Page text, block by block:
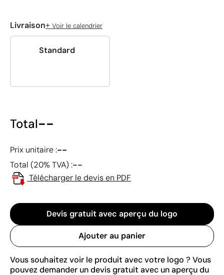
Livraison+ Voir le calendrier
Standard
Total--
Prix unitaire :--
Total (20% TVA) :--
Télécharger le devis en PDF
Devis gratuit avec aperçu du logo
Ajouter au panier
Vous souhaitez voir le produit avec votre logo ? Vous
pouvez demander un devis gratuit avec un aperçu du